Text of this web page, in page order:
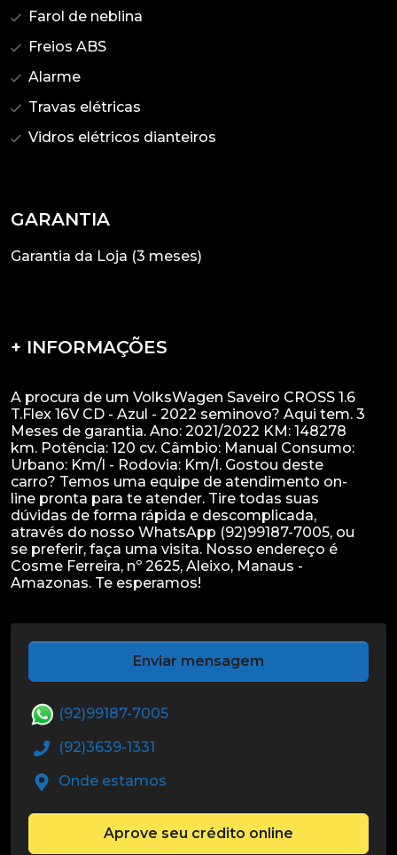
Farol de neblina
Freios ABS
Alarme
Travas elétricas
Vidros elétricos dianteiros
GARANTIA
Garantia da Loja (3 meses)
+ INFORMAÇÕES
A procura de um VolksWagen Saveiro CROSS 1.6
T.Flex 16V CD - Azul - 2022 seminovo? Aqui tem. 3
Meses de garantia. Ano: 2021/2022 KM: 148278
km. Potência: 120 cv. Câmbio: Manual Consumo:
Urbano: Km/l - Rodovia: Km/l. Gostou deste
carro? Temos uma equipe de atendimento on-
line pronta para te atender. Tire todas suas
dúvidas de forma rápida e descomplicada,
através do nosso WhatsApp (92)99187-7005, ou
se preferir, faça uma visita. Nosso endereço é
Cosme Ferreira, nº 2625, Aleixo, Manaus -
Enviar mensagem
(92)99187-7005
(92)3639-1331
Onde estamos
Aprove seu crédito online